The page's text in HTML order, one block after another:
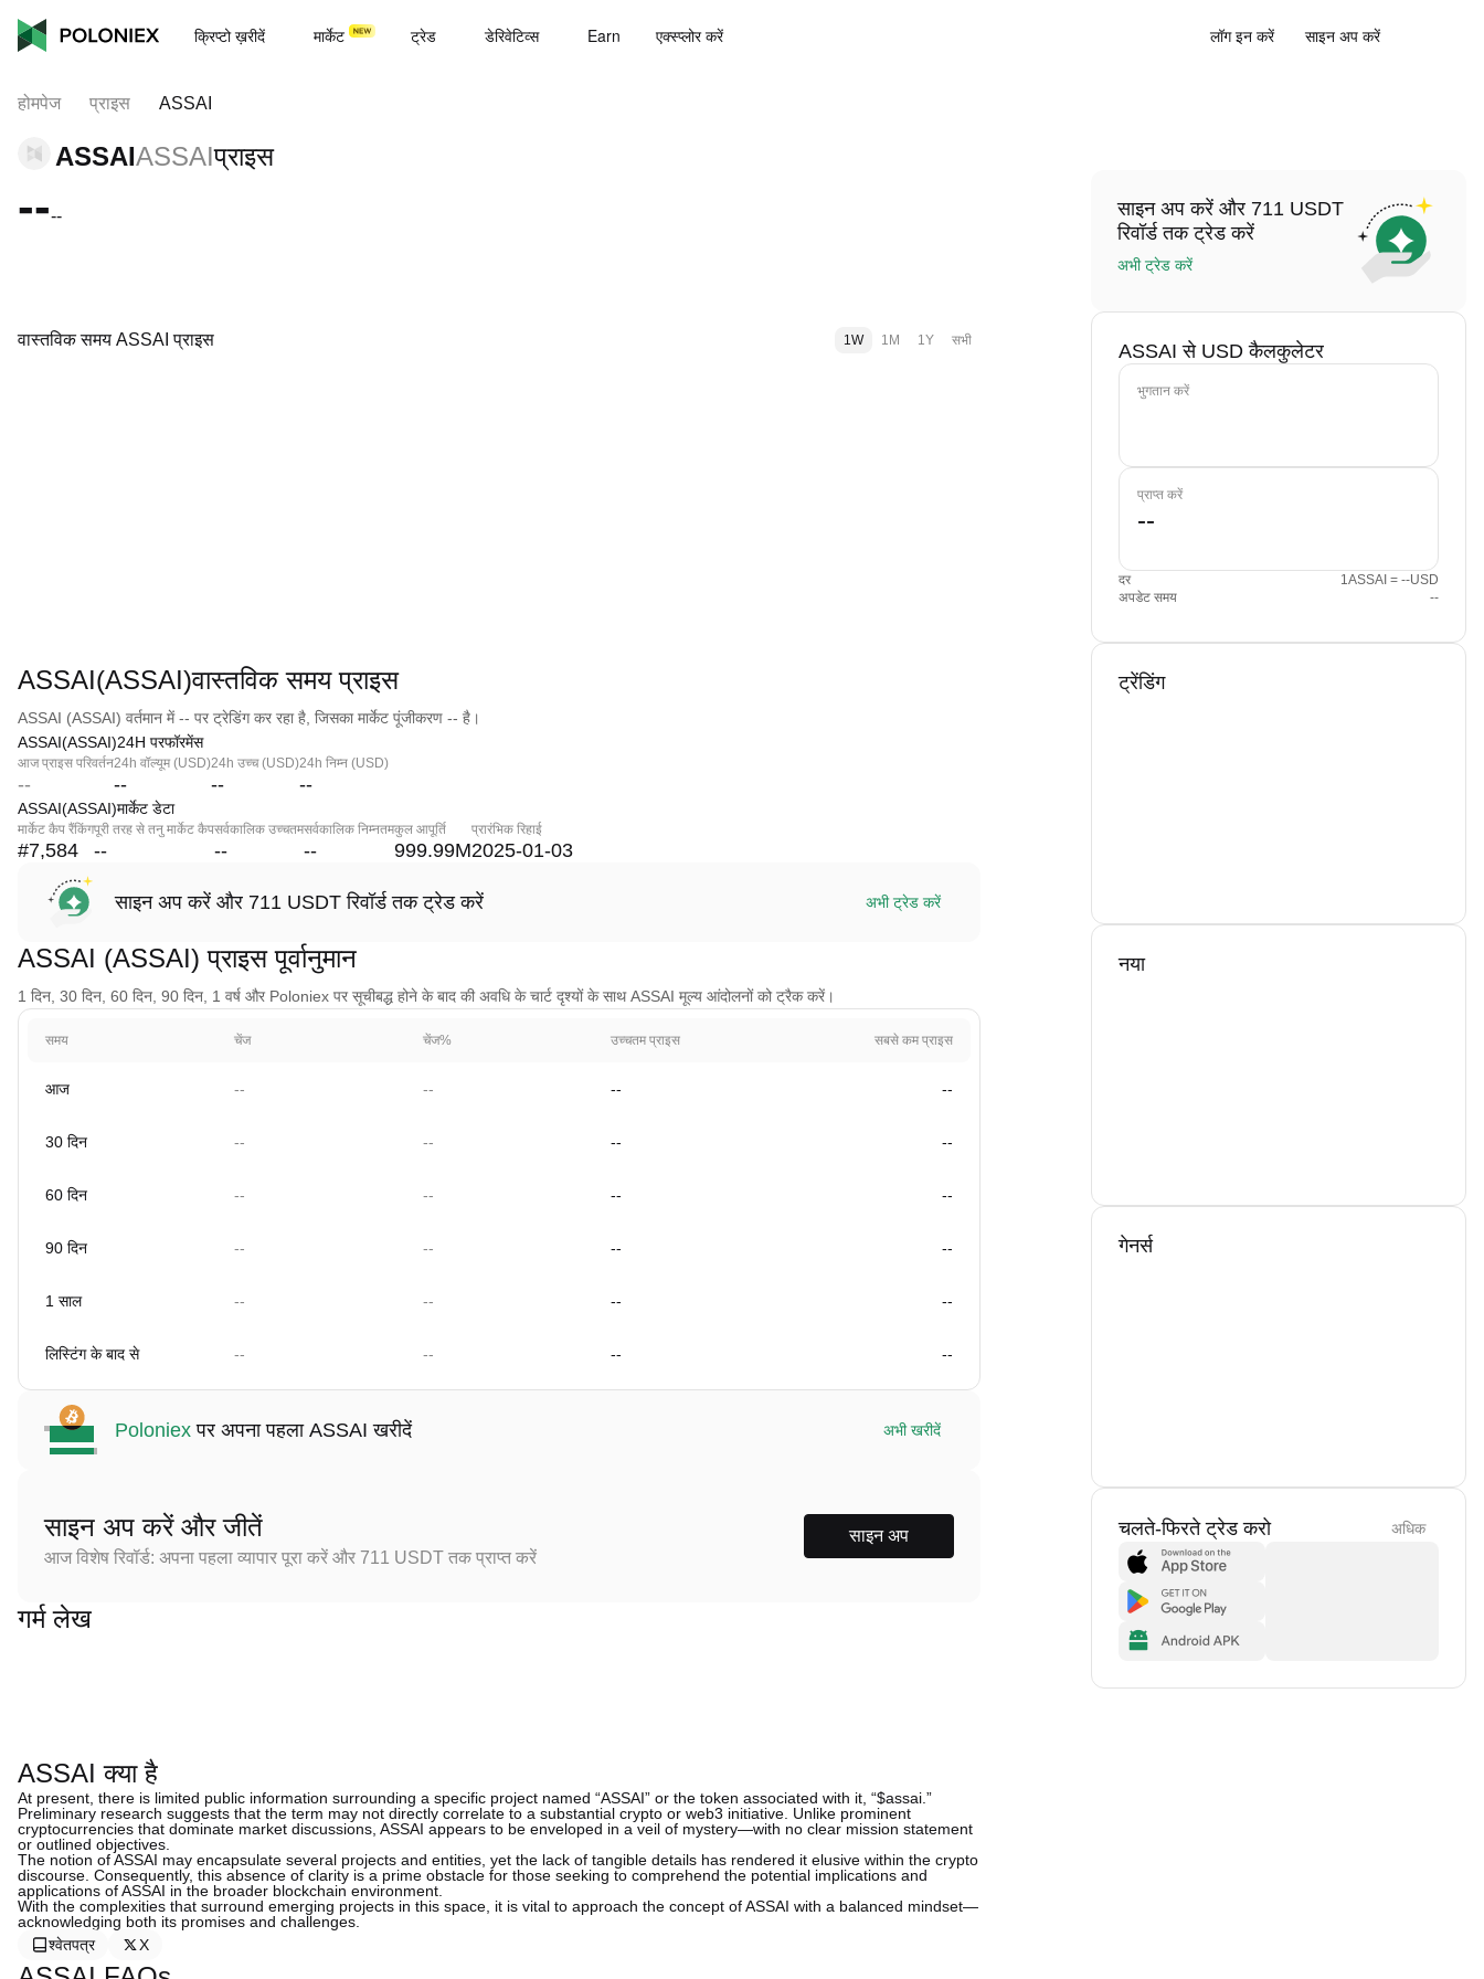
क्रिप्टो ख़रीदें मार्केट ट्रेड डेरिवेटिव्स Earn एक्स्प्लोर करें लॉग इन करें साइन अप करें
होमपेज प्राइस ASSAI
ASSAIASSAIप्राइस
----
वास्तविक समय ASSAI प्राइस 1W 1M 1Y सभी
ASSAI(ASSAI)वास्तविक समय प्राइस
ASSAI (ASSAI) वर्तमान में -- पर ट्रेडिंग कर रहा है, जिसका मार्केट पूंजीकरण -- है।
ASSAI(ASSAI)24H परफॉरमेंस
आज प्राइस परिवर्तन
--
24h वॉल्यूम (USD)
--
24h उच्च (USD)
--
24h निम्न (USD)
--
ASSAI(ASSAI)मार्केट डेटा
मार्केट कैप रैंकिंग
#7,584
पूरी तरह से तनु मार्केट कैप
--
सर्वकालिक उच्चतम
--
सर्वकालिक निम्नतम
--
कुल आपूर्ति
999.99M
प्रारंभिक रिहाई
2025-01-03
साइन अप करें और 711 USDT रिवॉर्ड तक ट्रेड करें अभी ट्रेड करें
ASSAI (ASSAI) प्राइस पूर्वानुमान
1 दिन, 30 दिन, 60 दिन, 90 दिन, 1 वर्ष और Poloniex पर सूचीबद्ध होने के बाद की अवधि के चार्ट दृश्यों के साथ ASSAI मूल्य आंदोलनों को ट्रैक करें।
समय चेंज चेंज% उच्चतम प्राइस सबसे कम प्राइस
आज -- -- -- --
30 दिन -- -- -- --
60 दिन -- -- -- --
90 दिन -- -- -- --
1 साल -- -- -- --
लिस्टिंग के बाद से -- -- -- --
Poloniex पर अपना पहला ASSAI खरीदें अभी खरीदें
साइन अप करें और जीतें
आज विशेष रिवॉर्ड: अपना पहला व्यापार पूरा करें और 711 USDT तक प्राप्त करें
साइन अप
गर्म लेख
ASSAI क्या है
At present, there is limited public information surrounding a specific project named “ASSAI” or the token associated with it, “$assai.”
Preliminary research suggests that the term may not directly correlate to a substantial crypto or web3 initiative. Unlike prominent
cryptocurrencies that dominate market discussions, ASSAI appears to be enveloped in a veil of mystery—with no clear mission statement
or outlined objectives.
The notion of ASSAI may encapsulate several projects and entities, yet the lack of tangible details has rendered it elusive within the crypto
discourse. Consequently, this absence of clarity is a prime obstacle for those seeking to comprehend the potential implications and
applications of ASSAI in the broader blockchain environment.
With the complexities that surround emerging projects in this space, it is vital to approach the concept of ASSAI with a balanced mindset—
acknowledging both its promises and challenges.
श्वेतपत्र
X
साइन अप करें और 711 USDT
रिवॉर्ड तक ट्रेड करें
अभी ट्रेड करें
ASSAI से USD कैलकुलेटर
भुगतान करें
प्राप्त करें
दर
1ASSAI = --USD
अपडेट समय
--
ट्रेंडिंग
नया
गेनर्स
चलते-फिरते ट्रेड करो अधिक